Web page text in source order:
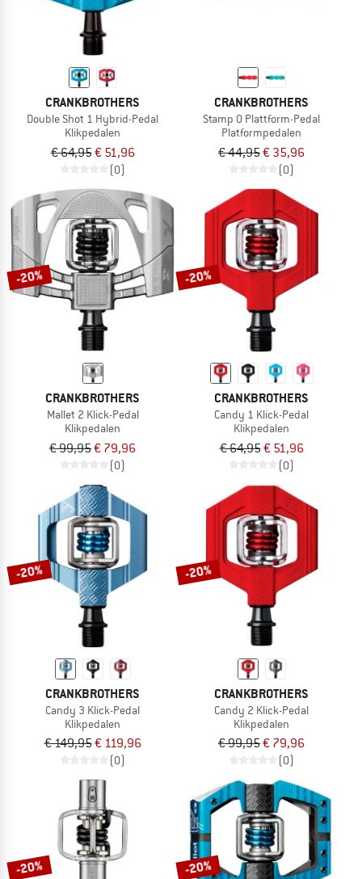
CRANKBROTHERS
Double Shot 1 Hybrid-Pedal
Klikpedalen
€ 64,95€ 51,96
(0)
CRANKBROTHERS
Stamp 0 Plattform-Pedal
Platformpedalen
€ 44,95€ 35,96
(0)
-20%
CRANKBROTHERS
Mallet 2 Klick-Pedal
Klikpedalen
€ 99,95€ 79,96
(0)
-20%
CRANKBROTHERS
Candy 1 Klick-Pedal
Klikpedalen
€ 64,95€ 51,96
(0)
-20%
CRANKBROTHERS
Candy 3 Klick-Pedal
Klikpedalen
€ 149,95€ 119,96
(0)
-20%
CRANKBROTHERS
Candy 2 Klick-Pedal
Klikpedalen
€ 99,95€ 79,96
(0)
-20% -20%